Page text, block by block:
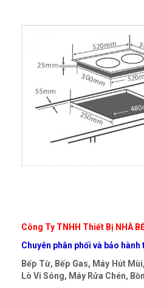
Công Ty TNHH Thiết Bị NHÀ
Chuyên phân phối và bảo hành
Bếp Từ, Bếp Gas, Máy Hút
Lò Vi Sóng, Máy Rửa Chén,